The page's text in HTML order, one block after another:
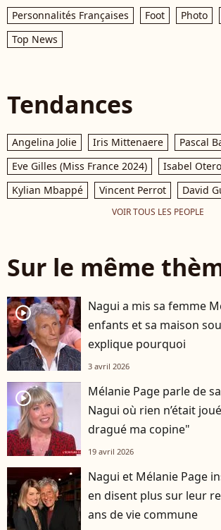
Personnalités Françaises Foot Photo
Top News
Tendances
Angelina Jolie Iris Mittenaere
Pascal
Eve Gilles (Miss France 2024)
Isabel Otero
Kylian Mbappé
Vincent Perrot David
VOIR TOUS LES PEOPLE
Sur le même
player2
Nagui a mis sa femme
enfants et sa maison
explique pourquoi
3 avril 2026
player2
Mélanie Page parle de
Nagui où rien n’était
dragué ma copine"
19 avril 2026
Nagui et Mélanie Page
en disent plus sur leur
ans de vie commune